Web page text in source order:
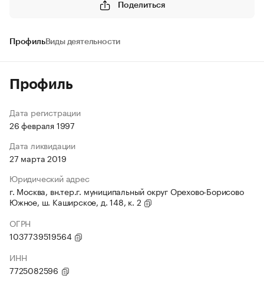
Поделиться
ПрофильВиды деятельности
Профиль
Дата регистрации
26 февраля 1997
Дата ликвидации
27 марта 2019
Юридический адрес
г. Москва, вн.тер.г. муниципальный округ Орехово-Борисово
Южное, ш. Каширское, д. 148, к. 2
ОГРН
1037739519564
ИНН
7725082596